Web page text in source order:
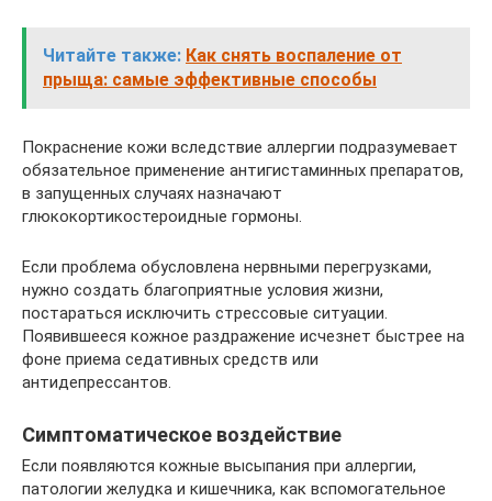
Читайте также: Как снять воспаление от
прыща: самые эффективные способы
Покраснение кожи вследствие аллергии подразумевает
обязательное применение антигистаминных препаратов,
в запущенных случаях назначают
глюкокортикостероидные гормоны.
Если проблема обусловлена нервными перегрузками,
нужно создать благоприятные условия жизни,
постараться исключить стрессовые ситуации.
Появившееся кожное раздражение исчезнет быстрее на
фоне приема седативных средств или
антидепрессантов.
Симптоматическое воздействие
Если появляются кожные высыпания при аллергии,
патологии желудка и кишечника, как вспомогательное